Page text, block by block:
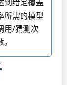
到给定覆盖
所需的模型
用/猜测次
。